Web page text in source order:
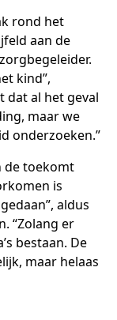
rond het
aan de
kind”,
dat al het geval
maar we
onderzoeken.”
de toekomt
is
aldus
“Zolang er
bestaan. De
maar helaas